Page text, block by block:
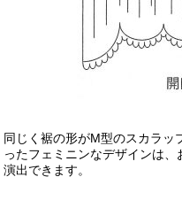
同じく裾の形がM型のスカラッ
ったフェミニンなデザインは
演出できます。